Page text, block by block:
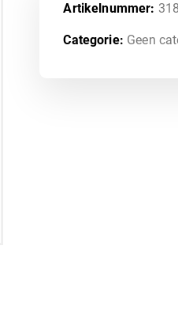
Artikelnummer: 318
Categorie: Geen